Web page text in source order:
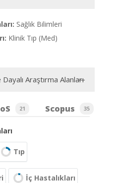
Sağlık Bilimleri
Klinik Tıp (Med)
Araştırma Alanları
21 Scopus 35
Tıp
İç Hastalıkları